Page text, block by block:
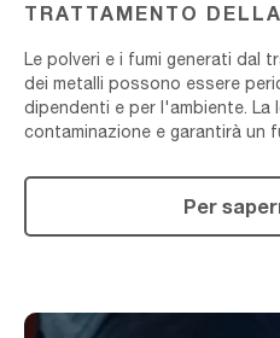
TRATTAMENTO
Le polveri e i fumi generati dal
dei metalli possono essere
dipendenti e per l'ambiente. La
contaminazione e garantirà un
Per